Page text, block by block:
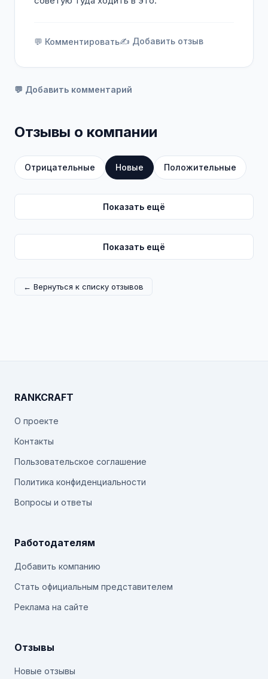
💬 Комментировать✍️ Добавить отзыв
💬 Добавить комментарий
Отзывы о компании
Отрицательные Новые Положительные
Показать ещё
Показать ещё
← Вернуться к списку отзывов
RANKCRAFT
О проекте
Контакты
Пользовательское соглашение
Политика конфиденциальности
Вопросы и ответы
Работодателям
Добавить компанию
Стать официальным представителем
Реклама на сайте
Отзывы
Новые отзывы